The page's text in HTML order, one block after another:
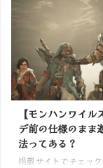
【モンハンワイル
デ前の仕様のまま
法ってある？
掲載サイトでチェック